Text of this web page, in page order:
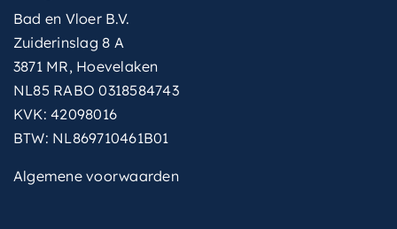
Bad en Vloer B.V.
Zuiderinslag 8 A
3871 MR, Hoevelaken
NL85 RABO 0318584743
KVK: 42098016
BTW: NL869710461B01
Algemene voorwaarden